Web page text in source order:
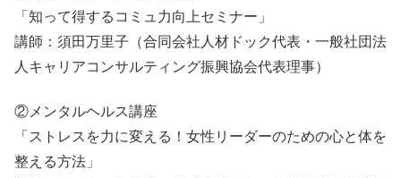
「知って得するコミュ力向上セミナー」
講師：須田万里子（合同会社人材ドック代表・一般社団法
人キャリアコンサルティング振興協会代表理事）
②メンタルヘルス講座
「ストレスを力に変える！女性リーダーのための心と体を
整える方法」